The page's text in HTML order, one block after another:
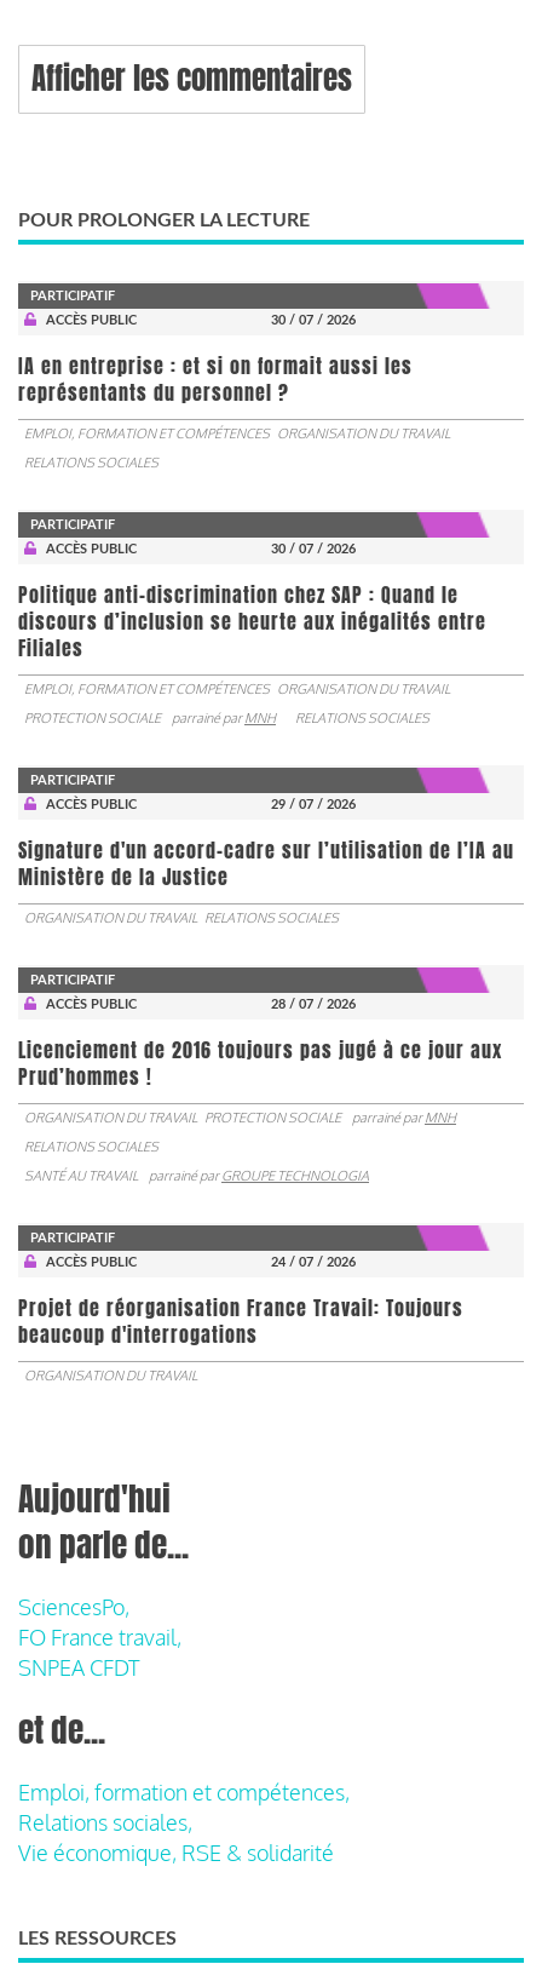
Afficher les commentaires
POUR PROLONGER LA LECTURE
PARTICIPATIF
ACCÈS PUBLIC
30 / 07 / 2026
IA en entreprise : et si on formait aussi les
représentants du personnel ?
EMPLOI, FORMATION ET COMPÉTENCES ORGANISATION DU TRAVAIL
RELATIONS SOCIALES
PARTICIPATIF
ACCÈS PUBLIC
30 / 07 / 2026
Politique anti-discrimination chez SAP : Quand le
discours d’inclusion se heurte aux inégalités entre
Filiales
EMPLOI, FORMATION ET COMPÉTENCES ORGANISATION DU TRAVAIL
PROTECTION SOCIALE
parrainé parMNH RELATIONS SOCIALES
PARTICIPATIF
ACCÈS PUBLIC
29 / 07 / 2026
Signature d'un accord-cadre sur l’utilisation de l’IA au
Ministère de la Justice
ORGANISATION DU TRAVAIL RELATIONS SOCIALES
PARTICIPATIF
ACCÈS PUBLIC
28 / 07 / 2026
Licenciement de 2016 toujours pas jugé à ce jour aux
Prud’hommes !
ORGANISATION DU TRAVAIL PROTECTION SOCIALE parrainé parMNH
RELATIONS SOCIALES
SANTÉ AU TRAVAIL
parrainé parGROUPE TECHNOLOGIA
PARTICIPATIF
ACCÈS PUBLIC
24 / 07 / 2026
Projet de réorganisation France Travail: Toujours
beaucoup d'interrogations
ORGANISATION DU TRAVAIL
Aujourd'hui
on parle de...
SciencesPo,
FO France travail,
SNPEA CFDT
et de...
Emploi, formation et compétences,
Relations sociales,
Vie économique, RSE & solidarité
LES RESSOURCES